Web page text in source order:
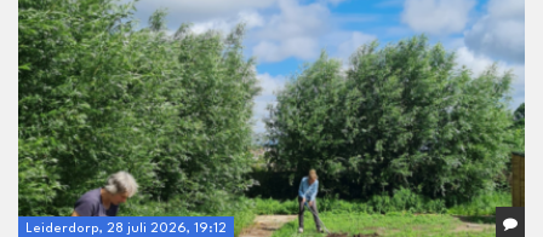
Leiderdorp, 28 juli 2026, 19:12